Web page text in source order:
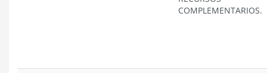
COMPLEMENTARIOS.